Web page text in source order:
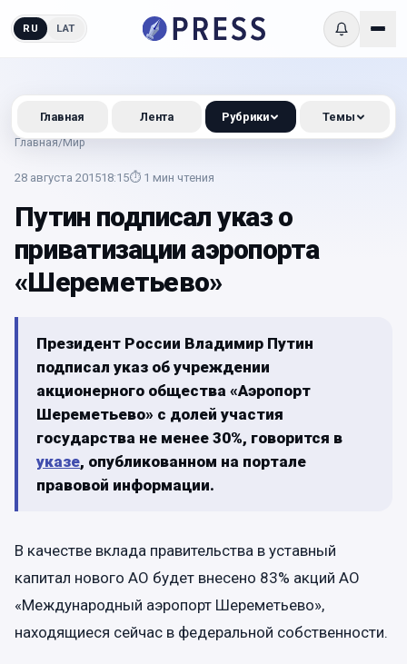
RU LAT
Главная/Мир
28 августа 201518:15⏱ 1 мин чтения
Путин подписал указ о
приватизации аэропорта
«Шереметьево»
Президент России Владимир Путин
подписал указ об учреждении
акционерного общества «Аэропорт
Шереметьево» с долей участия
государства не менее 30%, говорится в
указе, опубликованном на портале
правовой информации.
В качестве вклада правительства в уставный
капитал нового АО будет внесено 83% акций АО
«Международный аэропорт Шереметьево»,
находящиеся сейчас в федеральной собственности.
Главная Лента Рубрики Темы